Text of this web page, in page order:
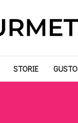
STORIE GUSTO